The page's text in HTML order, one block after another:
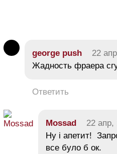
george push 22
Жадность фраера
Ответить
Mossad 22 апр,
Ну і апетит!
все було б ок.